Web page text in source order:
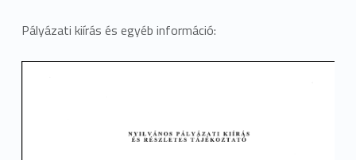
Pályázati kiírás és egyéb információ: